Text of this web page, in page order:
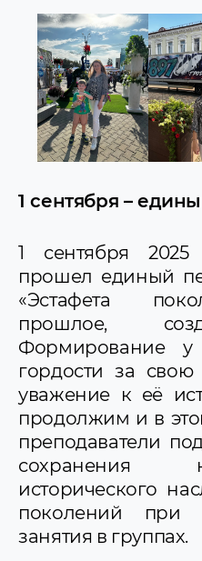
1 сентября –
1 сентября
прошел единый
«Эстафета
прошлое,
Формирование у
гордости за свою
уважение к её
продолжим и в
преподаватели
сохранения
исторического
поколений при
занятия в группах.